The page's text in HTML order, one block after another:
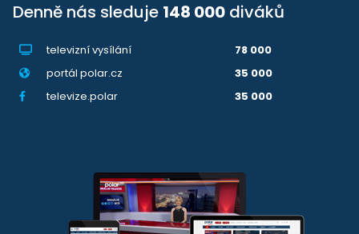
Denně nás sleduje 148 000 diváků
televizní vysílání
78 000
portál polar.cz
35 000
televize.polar
35 000